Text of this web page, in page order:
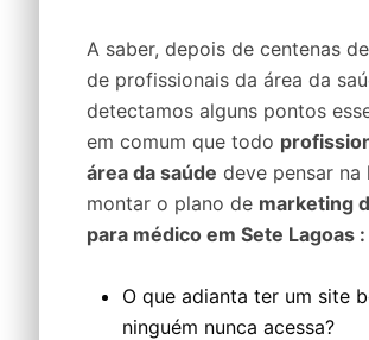
A saber, depois de centenas
de profissionais da área da
detectamos alguns pontos
em comum que todo
área da saúde deve pensar na
montar o plano de marketing
para médico em Sete Lagoas :
O que adianta ter um site
ninguém nunca acessa?